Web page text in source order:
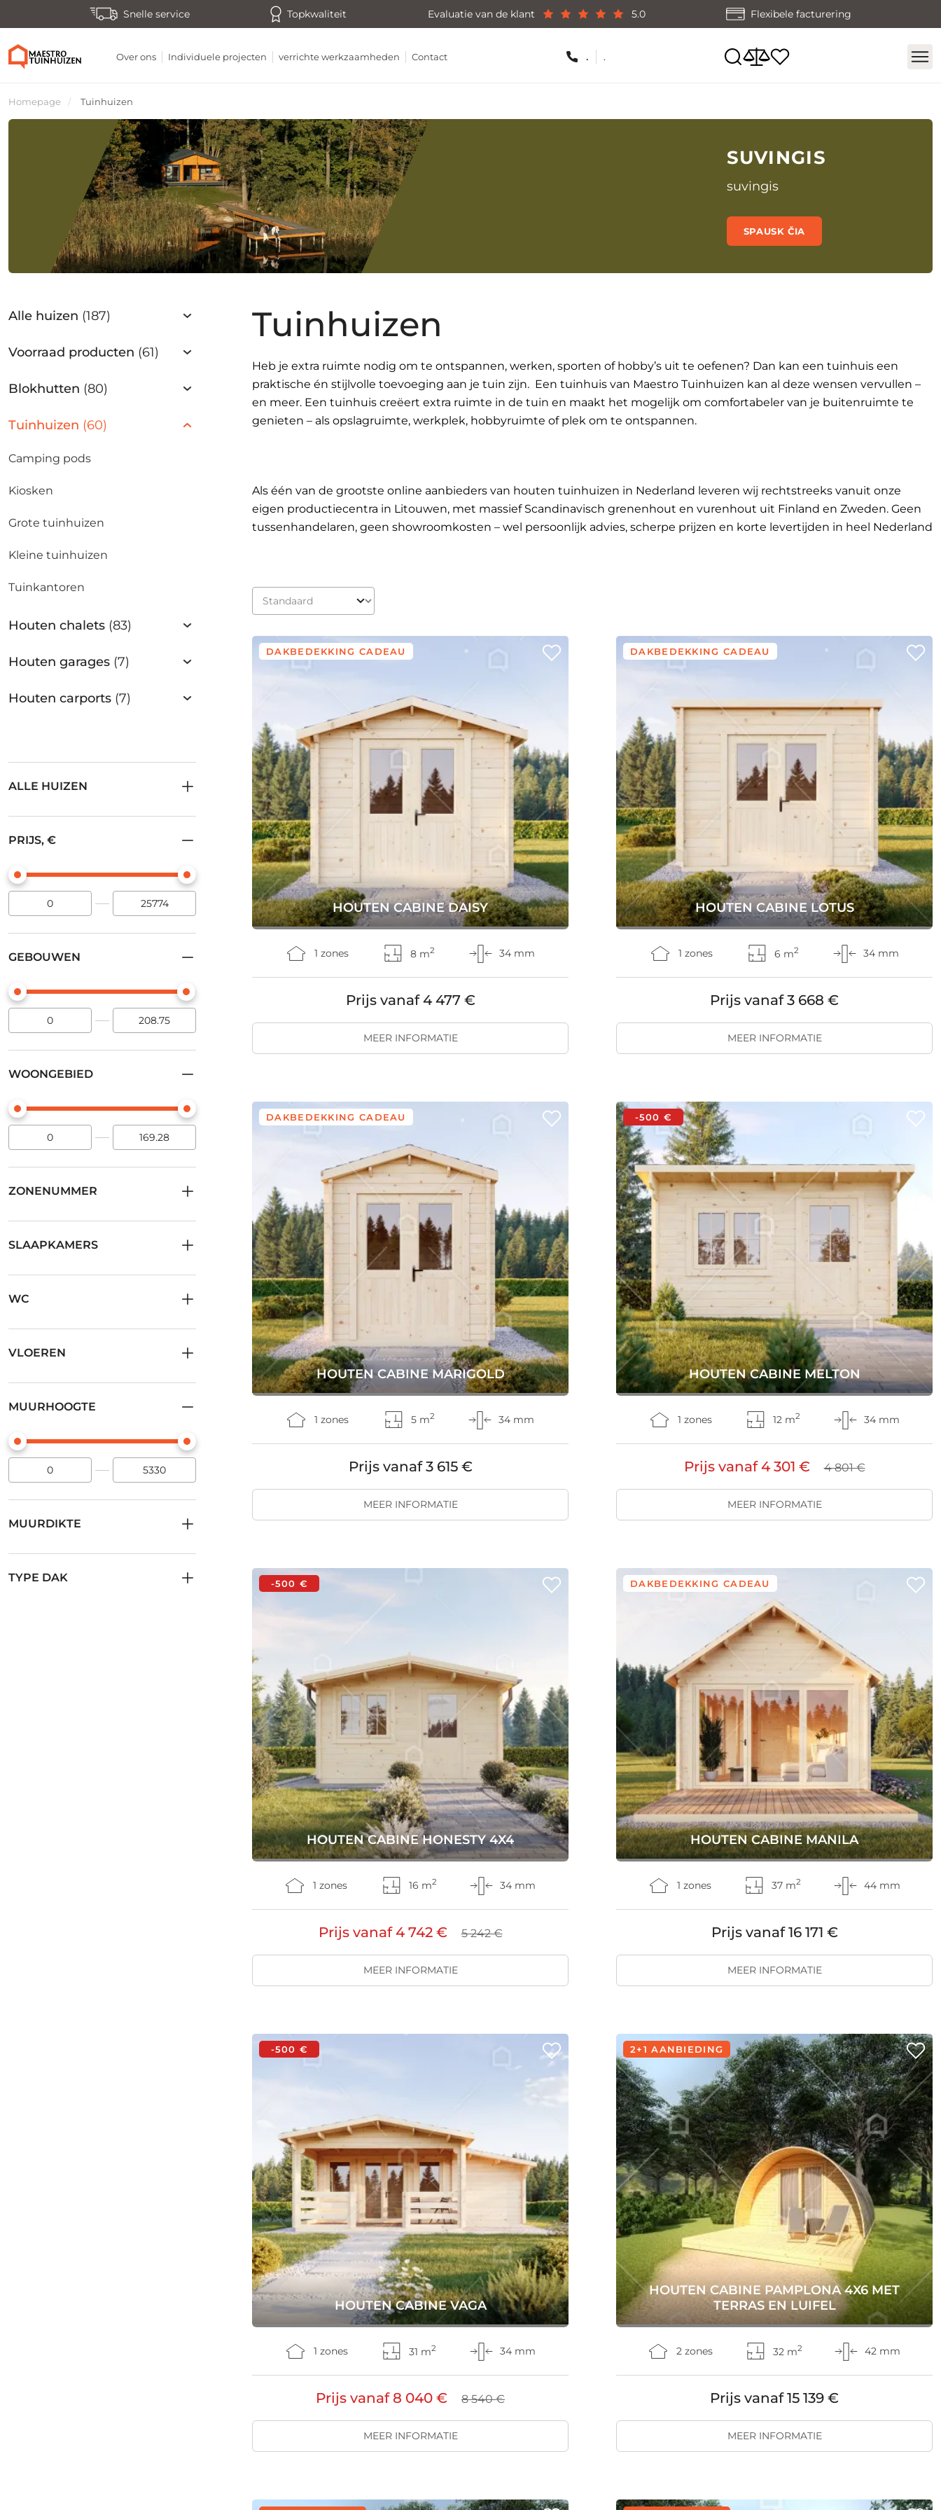
Snelle service Topkwaliteit Evaluatie van de klant 5.0 Flexibele facturering
Over ons Individuele projecten verrichte werkzaamheden Contact . .
Homepage Tuinhuizen
SUVINGIS
suvingis
SPAUSK ČIA
Alle huizen (187)
Voorraad producten (61)
Blokhutten (80)
Tuinhuizen (60)
Camping pods
Kiosken
Grote tuinhuizen
Kleine tuinhuizen
Tuinkantoren
Houten chalets (83)
Houten garages (7)
Houten carports (7)
ALLE HUIZEN
PRIJS, €
GEBOUWEN
WOONGEBIED
ZONENUMMER
SLAAPKAMERS
WC
VLOEREN
MUURHOOGTE
MUURDIKTE
TYPE DAK
Tuinhuizen
Heb je extra ruimte nodig om te ontspannen, werken, sporten of hobby’s uit te oefenen? Dan kan een tuinhuis een
praktische én stijlvolle toevoeging aan je tuin zijn. Een tuinhuis van Maestro Tuinhuizen kan al deze wensen vervullen –
en meer. Een tuinhuis creëert extra ruimte in de tuin en maakt het mogelijk om comfortabeler van je buitenruimte te
genieten – als opslagruimte, werkplek, hobbyruimte of plek om te ontspannen.
Als één van de grootste online aanbieders van houten tuinhuizen in Nederland leveren wij rechtstreeks vanuit onze
eigen productiecentra in Litouwen, met massief Scandinavisch grenenhout en vurenhout uit Finland en Zweden. Geen
tussenhandelaren, geen showroomkosten – wel persoonlijk advies, scherpe prijzen en korte levertijden in heel Nederland
DAKBEDEKKING CADEAU
HOUTEN CABINE DAISY
1 zones 8 m2 34 mm
Prijs vanaf4 477 €
MEER INFORMATIE
DAKBEDEKKING CADEAU
HOUTEN CABINE LOTUS
1 zones 6 m2 34 mm
Prijs vanaf3 668 €
MEER INFORMATIE
DAKBEDEKKING CADEAU
HOUTEN CABINE MARIGOLD
1 zones 5 m2 34 mm
Prijs vanaf3 615 €
MEER INFORMATIE
-500 €
HOUTEN CABINE MELTON
1 zones 12 m2 34 mm
Prijs vanaf4 301 € 4 801 €
MEER INFORMATIE
-500 €
HOUTEN CABINE HONESTY 4X4
1 zones 16 m2 34 mm
Prijs vanaf4 742 € 5 242 €
MEER INFORMATIE
DAKBEDEKKING CADEAU
HOUTEN CABINE MANILA
1 zones 37 m2 44 mm
Prijs vanaf16 171 €
MEER INFORMATIE
-500 €
HOUTEN CABINE VAGA
1 zones 31 m2 34 mm
Prijs vanaf8 040 € 8 540 €
MEER INFORMATIE
2+1 AANBIEDING
HOUTEN CABINE PAMPLONA 4X6 MET
TERRAS EN LUIFEL
2 zones 32 m2 42 mm
Prijs vanaf15 139 €
MEER INFORMATIE